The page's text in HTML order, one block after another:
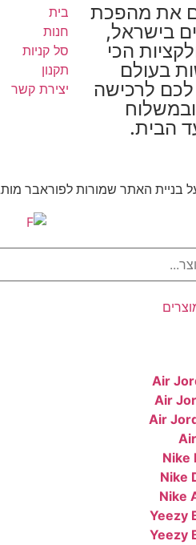
את מהפכת
בישראל,
הכי
בעולם
לכם לרכישה
הבית.
בית
חנות
סל קניות
תקנון
יצירת קשר
על בניית האתר שמורות לפוראבר
Air
Air
Air
Nike
Nike
Nike
Yeezy
Yeezy